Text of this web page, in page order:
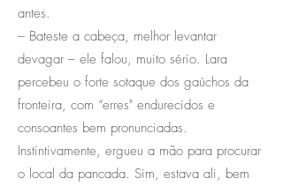
antes.
– Bateste a cabeça, melhor levantar
devagar – ele falou, muito sério. Lara
percebeu o forte sotaque dos gaúchos da
fronteira, com “erres" endurecidos e
consoantes bem pronunciadas.
Instintivamente, ergueu a mão para procurar
o local da pancada. Sim, estava ali, bem